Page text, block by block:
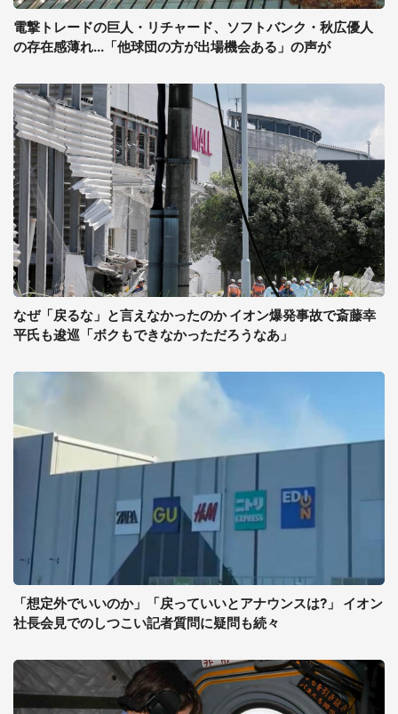
電撃トレードの巨人・リチャード、ソフトバンク・秋広優人
の存在感薄れ...「他球団の方が出場機会ある」の声が
なぜ「戻るな」と言えなかったのか イオン爆発事故で斎藤幸
平氏も逡巡「ボクもできなかっただろうなあ」
「想定外でいいのか」「戻っていいとアナウンスは?」 イオン
社長会見でのしつこい記者質問に疑問も続々